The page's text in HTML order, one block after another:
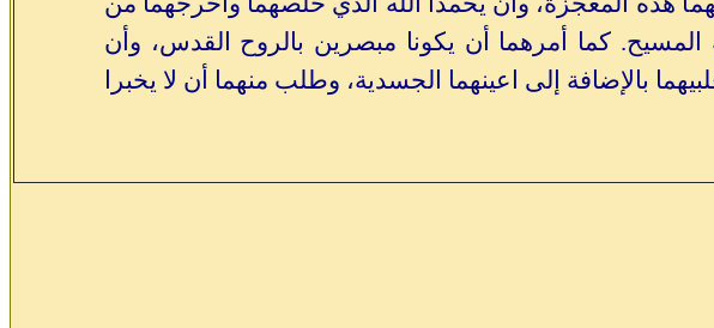
المسيح. كما أمرهما أن يكونا مبصرين بالروح القدس، وأن
بالإضافة إلى اعينهما الجسدية، وطلب منهما أن لا يخبرا